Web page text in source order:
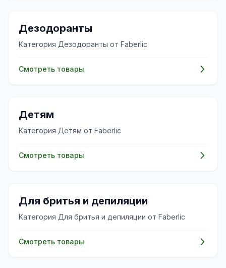
✨
Дезодоранты
Категория Дезодоранты от Faberlic
Смотреть товары
👶
Детям
Категория Детям от Faberlic
Смотреть товары
✨
Для бритья и депиляции
Категория Для бритья и депиляции от Faberlic
Смотреть товары